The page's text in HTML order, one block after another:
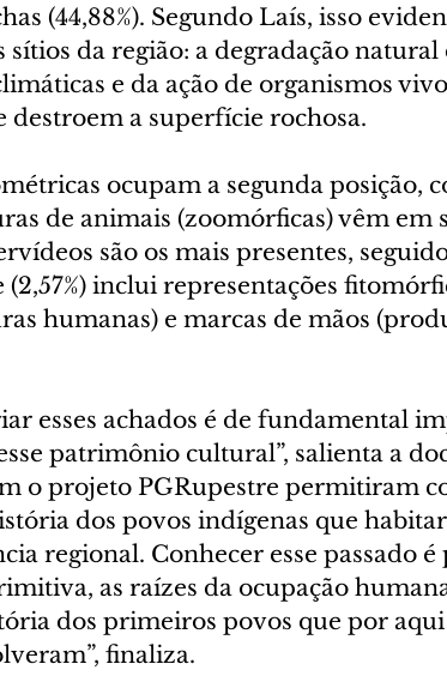
(44,88%). Segundo Laís, isso
da região: a degradação natural
e da ação de organismos
destroem a superfície rochosa.
ocupam a segunda posição,
de animais (zoomórficas) vêm em
são os mais presentes,
inclui representações
humanas) e marcas de mãos
esses achados é de fundamental
patrimônio cultural”, salienta a
o projeto PGRupestre permitiram
dos povos indígenas que
regional. Conhecer esse passado é
as raízes da ocupação
dos primeiros povos que por
finaliza.